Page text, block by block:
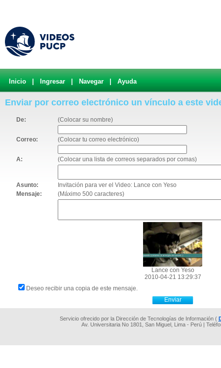
Inicio Ingresar Navegar Ayuda
Enviar por correo electrónico un vínculo a este
De: (Colocar su nombre)
Correo: (Colocar tu correo electrónico)
A: (Colocar una lista de correos separados por comas)
Asunto:
Invitación para ver el Video: Lance con Yeso
Mensaje:
(Máximo 500 caracteres)
Lance con Yeso
2010-04-21 13:29:37
Deseo recibir una copia de este mensaje.
Servicio ofrecido por la Dirección de Tecnologías de Información (
Av. Universitaria No 1801, San Miguel, Lima - Perú |